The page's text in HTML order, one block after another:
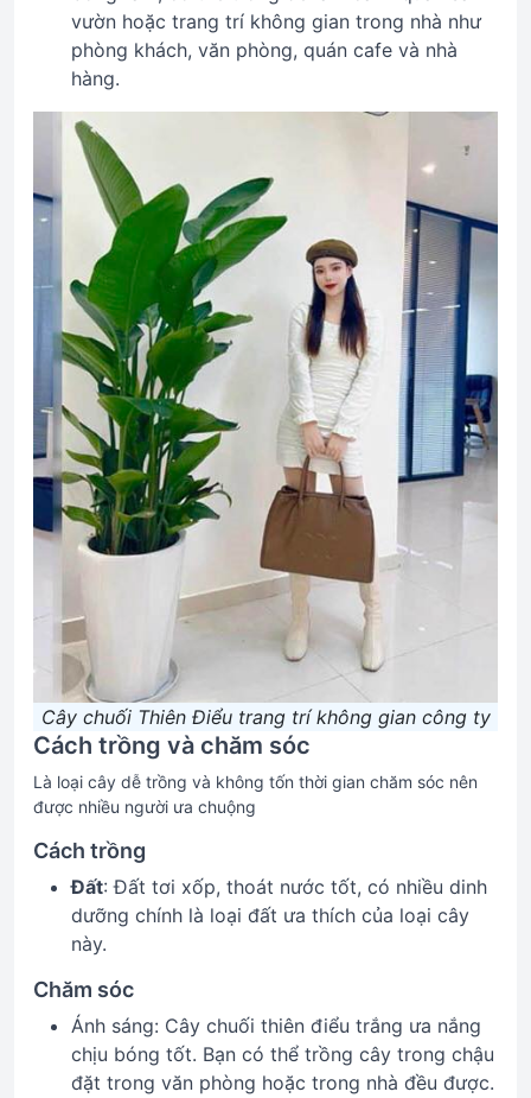
vườn hoặc trang trí không gian trong nhà như
phòng khách, văn phòng, quán cafe và nhà
hàng.
Cây chuối Thiên Điểu trang trí không gian công ty
Cách trồng và chăm sóc
Là loại cây dễ trồng và không tốn thời gian chăm sóc nên
được nhiều người ưa chuộng
Cách trồng
Đất: Đất tơi xốp, thoát nước tốt, có nhiều dinh
dưỡng chính là loại đất ưa thích của loại cây
này.
Chăm sóc
Ánh sáng: Cây chuối thiên điểu trắng ưa nắng
chịu bóng tốt. Bạn có thể trồng cây trong chậu
đặt trong văn phòng hoặc trong nhà đều được.